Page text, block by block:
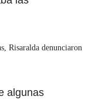
Risaralda denunciaron
algunas